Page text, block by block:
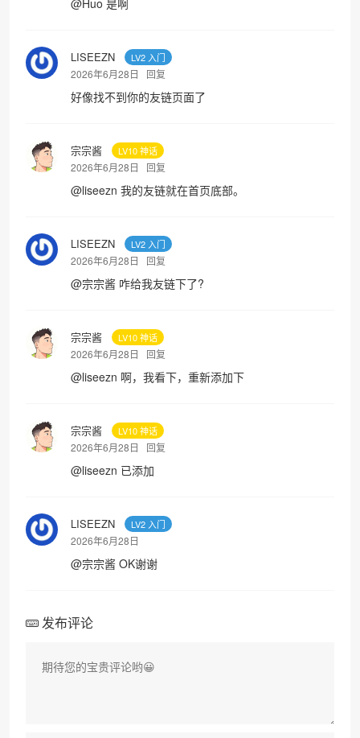
@Huo 是啊
LISEEZN LV2 入门
2026年6月28日 回复
好像找不到你的友链页面了
宗宗酱 LV10 神话
2026年6月28日 回复
@liseezn 我的友链就在首页底部。
LISEEZN LV2 入门
2026年6月28日 回复
@宗宗酱 咋给我友链下了?
宗宗酱 LV10 神话
2026年6月28日 回复
@liseezn 啊，我看下，重新添加下
宗宗酱 LV10 神话
2026年6月28日 回复
@liseezn 已添加
LISEEZN LV2 入门
2026年6月28日
@宗宗酱 OK谢谢
发布评论